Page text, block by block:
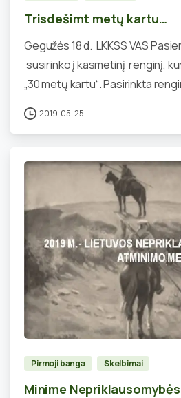
Trisdešimt metų kartu…
Gegužės 18 d. LKKSS VAS
susirinko į kasmetinį renginį,
„30 metų kartu“. Pasirinkta
2019-05-25
Pirmoji banga Skelbimai
Minime